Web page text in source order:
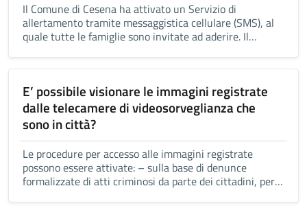
Il Comune di Cesena ha attivato un Servizio di
allertamento tramite messaggistica cellulare (SMS), al
quale tutte le famiglie sono invitate ad aderire. Il
E’ possibile visionare le immagini registrate
dalle telecamere di videosorveglianza che
sono in città?
Le procedure per accesso aIle immagini registrate
possono essere attivate: – sulla base di denunce
formalizzate di atti criminosi da parte dei cittadini, per i